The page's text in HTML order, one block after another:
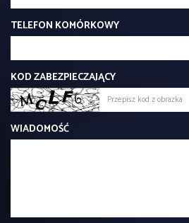
TELEFON KOMÓRKOWY
KOD ZABEZPIECZAJĄCY
WIADOMOŚĆ